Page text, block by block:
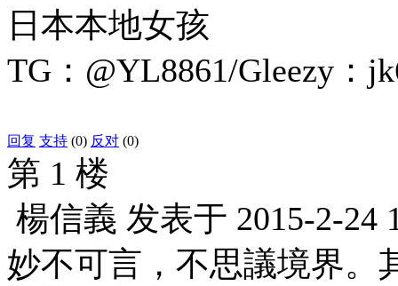
日本本地女孩
TG：@YL8861/Gleezy：
回复 支持 (0) 反对 (0)
第 1 楼
楊信義 发表于 2015-2-24
妙不可言，不思議境界。